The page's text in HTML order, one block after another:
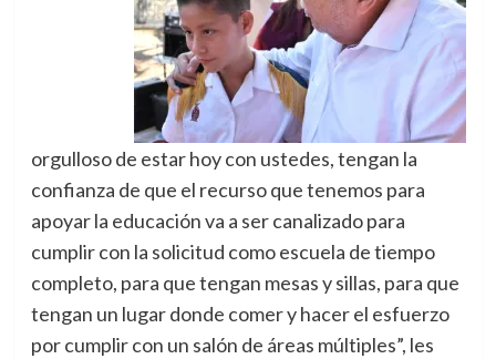
orgulloso de estar hoy con ustedes, tengan la
confianza de que el recurso que tenemos para
apoyar la educación va a ser canalizado para
cumplir con la solicitud como escuela de tiempo
completo, para que tengan mesas y sillas, para que
tengan un lugar donde comer y hacer el esfuerzo
por cumplir con un salón de áreas múltiples”, les